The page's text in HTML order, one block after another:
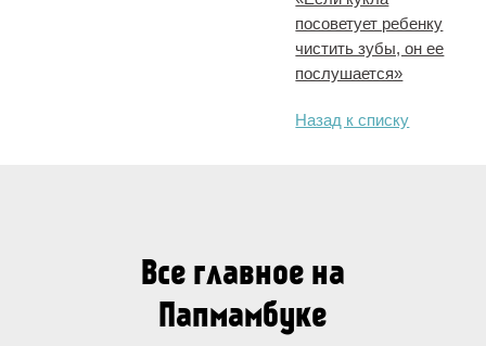
посоветует ребенку
чистить зубы, он ее
послушается»
Назад к списку
Все главное на
Папмамбуке